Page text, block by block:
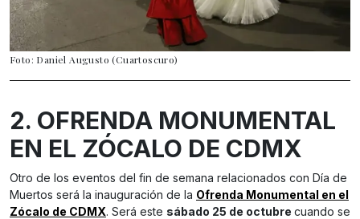
Foto: Daniel Augusto (Cuartoscuro)
2. OFRENDA MONUMENTAL
EN EL ZÓCALO DE CDMX
Otro de los eventos del fin de semana relacionados con Día de
Muertos será la inauguración de la Ofrenda Monumental en el
Zócalo de CDMX. Será este sábado 25 de octubre cuando se